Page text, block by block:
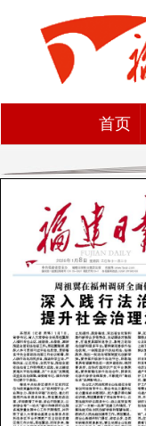
首页